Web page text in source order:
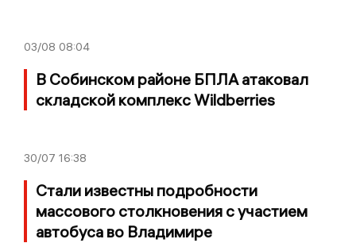
03/08 08:04
В Собинском районе БПЛА атаковал
складской комплекс Wildberries
30/07 16:38
Стали известны подробности
массового столкновения с участием
автобуса во Владимире